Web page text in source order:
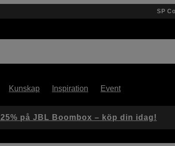
SP
Kunskap Inspiration Event
på JBL Boombox – köp din idag!